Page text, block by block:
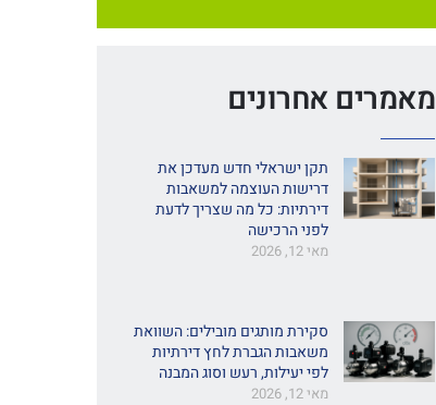
מאמרים אחרונים
תקן ישראלי חדש מעדכן את
דרישות העוצמה למשאבות
דירתיות: כל מה שצריך לדעת
לפני הרכישה
מאי 12, 2026
סקירת מותגים מובילים: השוואת
משאבות הגברת לחץ דירתיות
לפי יעילות, רעש וסוג המבנה
מאי 12, 2026